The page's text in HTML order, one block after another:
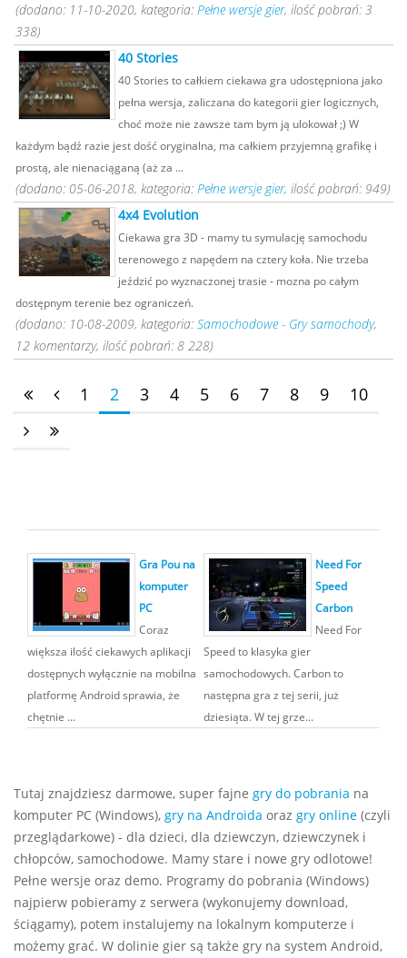
(dodano: 11-10-2020, kategoria: Pełne wersje gier, ilość pobrań: 3
338)
40 Stories
40 Stories to całkiem ciekawa gra udostępniona jako
pełna wersja, zaliczana do kategorii gier logicznych,
choć może nie zawsze tam bym ją ulokował ;) W
każdym bądź razie jest dość oryginalna, ma całkiem przyjemną grafikę i
prostą, ale nienaciąganą (aż za ...
(dodano: 05-06-2018, kategoria: Pełne wersje gier, ilość pobrań: 949)
4x4 Evolution
Ciekawa gra 3D - mamy tu symulację samochodu
terenowego z napędem na cztery koła. Nie trzeba
jeździć po wyznaczonej trasie - mozna po całym
dostępnym terenie bez ograniczeń.
(dodano: 10-08-2009, kategoria: Samochodowe - Gry samochody,
12 komentarzy, ilość pobrań: 8 228)
1 2 3 4 5 6 7 8 9 10
Gra Pou na
komputer
PC
Coraz
większa ilość ciekawych aplikacji
dostępnych wyłącznie na mobilna
platformę Android sprawia, że
chętnie ...
Need For
Speed
Carbon
Need For
Speed to klasyka gier
samochodowych. Carbon to
następna gra z tej serii, już
dziesiąta. W tej grze...
Tutaj znajdziesz darmowe, super fajne gry do pobrania na
komputer PC (Windows), gry na Androida oraz gry online (czyli
przeglądarkowe) - dla dzieci, dla dziewczyn, dziewczynek i
chłopców, samochodowe. Mamy stare i nowe gry odlotowe!
Pełne wersje oraz demo. Programy do pobrania (Windows)
najpierw pobieramy z serwera (wykonujemy download,
ściągamy), potem instalujemy na lokalnym komputerze i
możemy grać. W dolinie gier są także gry na system Android,